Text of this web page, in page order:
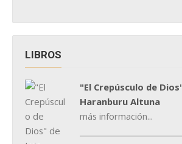
LIBROS
"El Crepúsculo de
Haranburu Altuna
más información...